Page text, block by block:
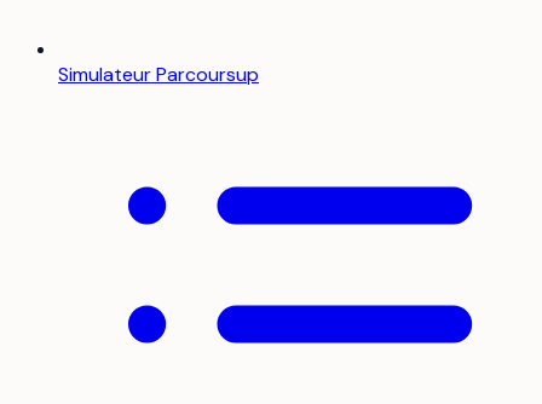
Simulateur Parcoursup